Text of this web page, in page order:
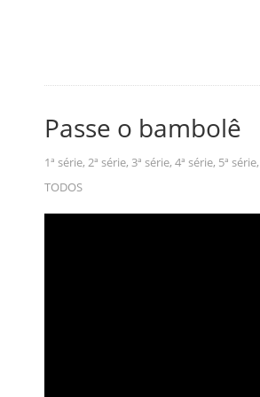
Passe o bambolê
1ª série, 2ª série, 3ª série, 4ª série, 5ª série,
TODOS